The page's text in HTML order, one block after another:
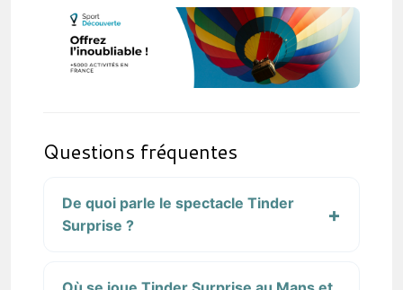
Questions fréquentes
De quoi parle le spectacle Tinder
Surprise ?